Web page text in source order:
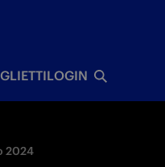
LOGIN
2024